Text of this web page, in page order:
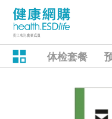
体检套餐